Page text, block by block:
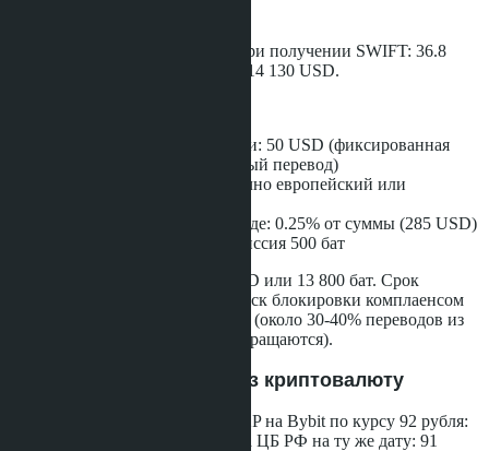
Курс доллара в тайском банке при получении SWIFT: 36.8
THB/USD. Сумма к переводу: 114 130 USD.
Банк-отправитель в России: 50 USD (фиксированная
комиссия за международный перевод)
Банк-корреспондент (обычно европейский или
Банк-получатель в Таиланде: 0.25% от суммы (285 USD)
плюс фиксированная комиссия 500 бат
Общие комиссии: около 375 USD или 13 800 бат. Срок
перевода: 5-10 рабочих дней. Риск блокировки комплаенсом
банка-корреспондента: высокий (около 30-40% переводов из
России задерживаются или возвращаются).
Вариант 2: Покупка через криптовалюту
Покупка 115 000 USDT через P2P на Bybit по курсу 92 рубля:
10 580 000 рублей. Курс доллара ЦБ РФ на ту же дату: 91